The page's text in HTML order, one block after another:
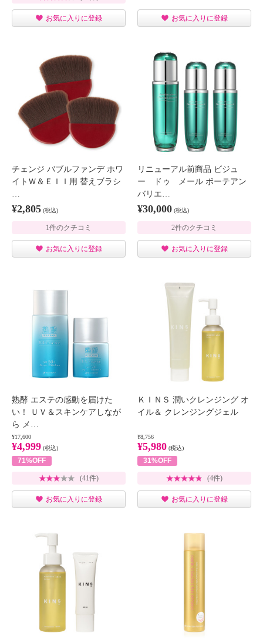
お気に入りに登録 お気に入りに登録
チェンジ バブルファンデ ホワ
イトＷ＆ＥＩＩ用 替えブラシ
…
¥2,805 (税込)
1件のクチコミ
お気に入りに登録
リニューアル前商品 ビジュ
ー ドゥ メール ボーテアン
バリエ…
¥30,000 (税込)
2件のクチコミ
お気に入りに登録
熟酵 エステの感動を届けた
い！ ＵＶ＆スキンケアしなが
ら メ…
¥17,600
¥4,999 (税込)
71%OFF
(41件)
お気に入りに登録
ＫＩＮＳ 潤いクレンジング オ
イル＆ クレンジングジェル
¥8,756
¥5,980 (税込)
31%OFF
(4件)
お気に入りに登録